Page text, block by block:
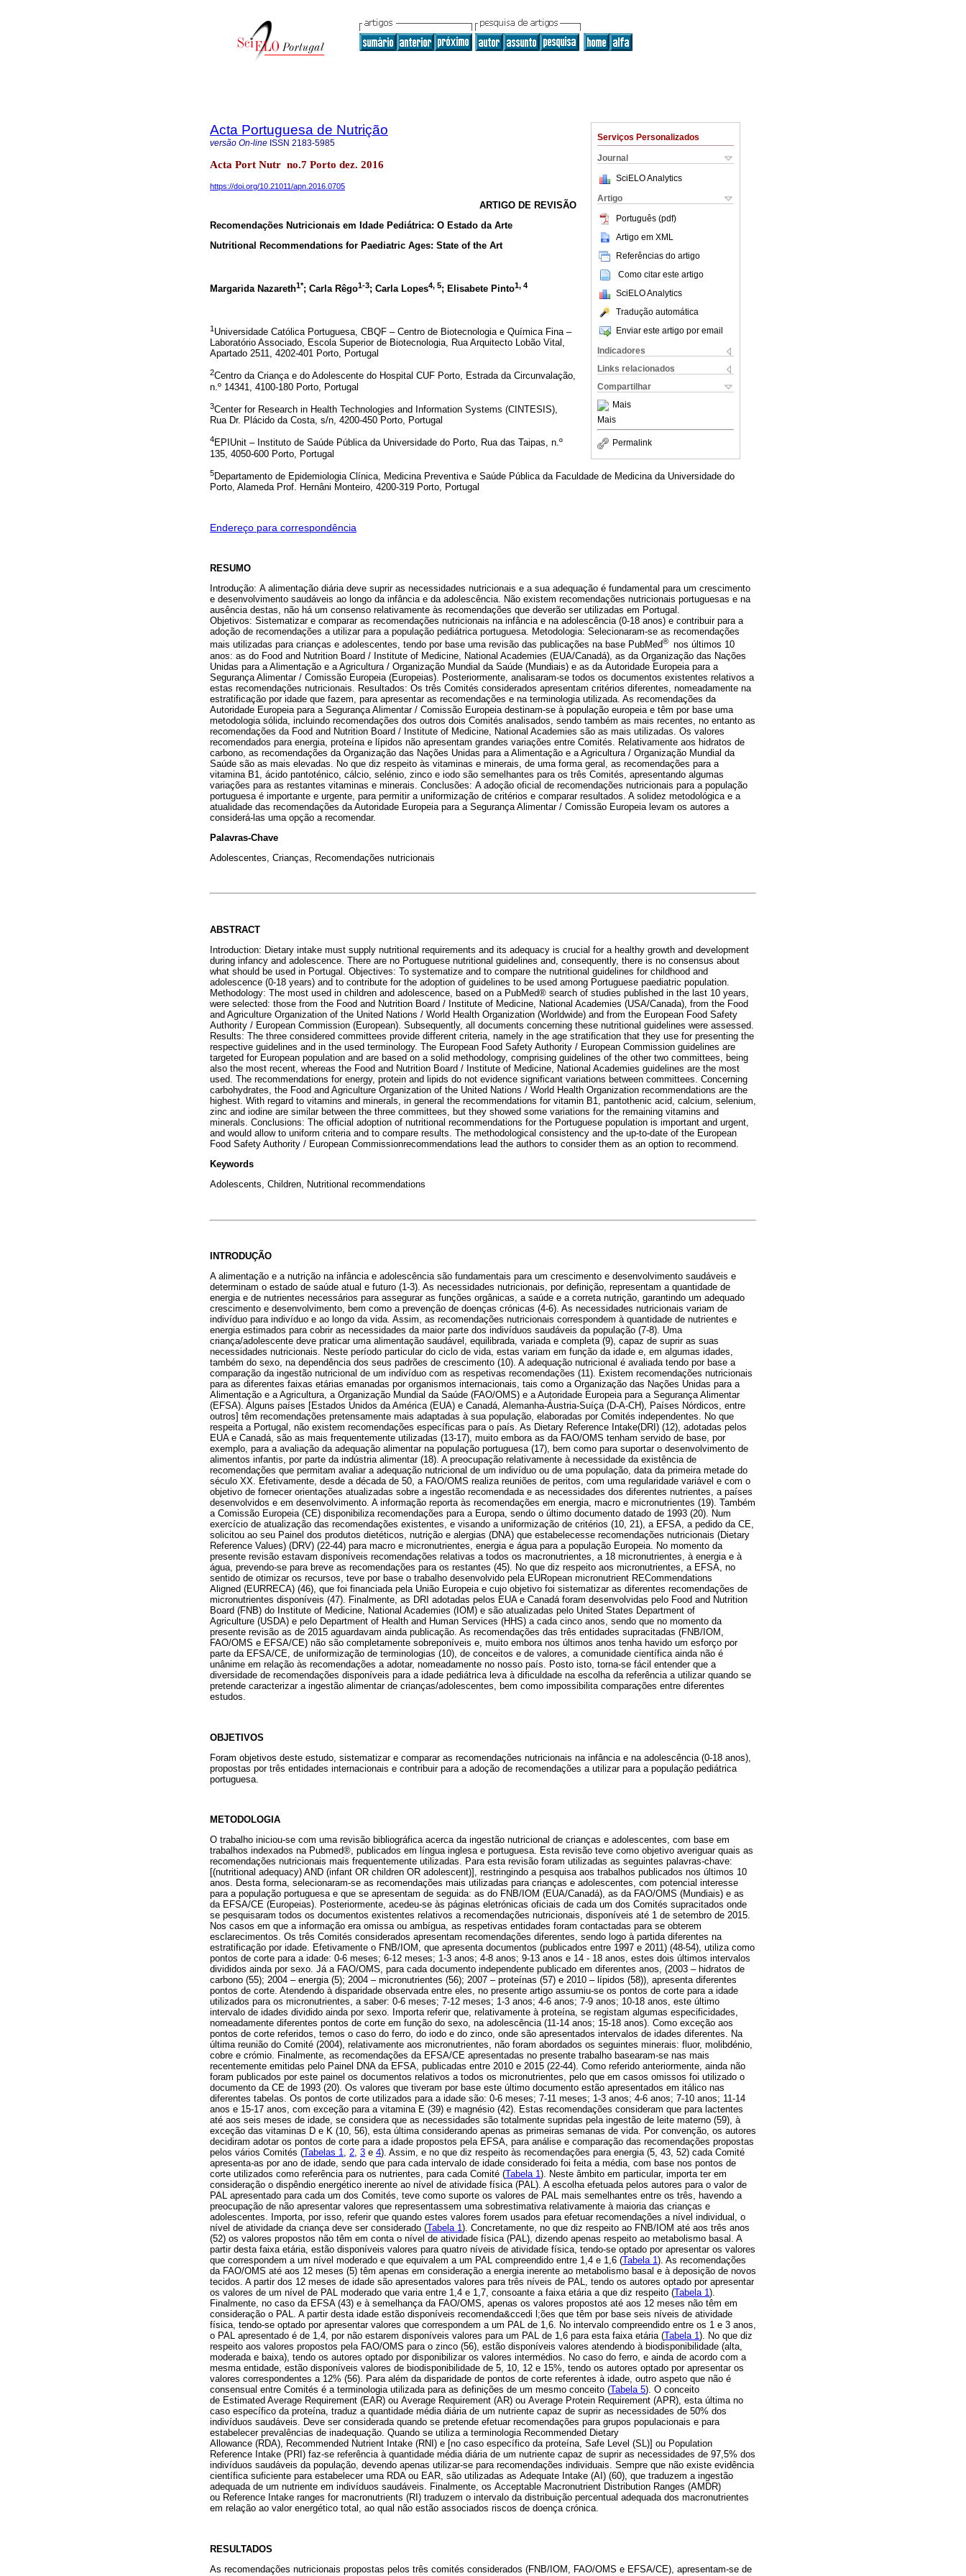
Serviços Personalizados
Journal
SciELO Analytics
Artigo
Português (pdf)
Artigo em XML
Referências do artigo
Como citar este artigo
SciELO Analytics
Tradução automática
Enviar este artigo por email
Indicadores
Links relacionados
Compartilhar
Mais
Mais
Permalink
Acta Portuguesa de Nutrição
versão On-line ISSN 2183-5985
Acta Port Nutr no.7 Porto dez. 2016
https://doi.org/10.21011/apn.2016.0705
ARTIGO DE REVISÃO
Recomendações Nutricionais em Idade Pediátrica: O Estado da Arte
Nutritional Recommendations for Paediatric Ages: State of the Art
Margarida Nazareth1*; Carla Rêgo1-3; Carla Lopes4, 5; Elisabete Pinto1, 4
1 Universidade Católica Portuguesa, CBQF – Centro de Biotecnologia e Química Fina –
Laboratório Associado, Escola Superior de Biotecnologia, Rua Arquitecto Lobão Vital,
Apartado 2511, 4202-401 Porto, Portugal
2Centro da Criança e do Adolescente do Hospital CUF Porto, Estrada da Circunvalação,
n.º 14341, 4100-180 Porto, Portugal
3Center for Research in Health Technologies and Information Systems (CINTESIS),
Rua Dr. Plácido da Costa, s/n, 4200-450 Porto, Portugal
4EPIUnit – Instituto de Saúde Pública da Universidade do Porto, Rua das Taipas, n.º
135, 4050-600 Porto, Portugal
5Departamento de Epidemiologia Clínica, Medicina Preventiva e Saúde Pública da Faculdade de Medicina da Universidade do
Porto, Alameda Prof. Hernâni Monteiro, 4200-319 Porto, Portugal
Endereço para correspondência
RESUMO
Introdução: A alimentação diária deve suprir as necessidades nutricionais e a sua adequação é fundamental para um crescimento
e desenvolvimento saudáveis ao longo da infância e da adolescência. Não existem recomendações nutricionais portuguesas e na
ausência destas, não há um consenso relativamente às recomendações que deverão ser utilizadas em Portugal.
Objetivos: Sistematizar e comparar as recomendações nutricionais na infância e na adolescência (0-18 anos) e contribuir para a
adoção de recomendações a utilizar para a população pediátrica portuguesa. Metodologia: Selecionaram-se as recomendações
mais utilizadas para crianças e adolescentes, tendo por base uma revisão das publicações na base PubMed® nos últimos 10
anos: as do Food and Nutrition Board / Institute of Medicine, National Academies (EUA/Canadá), as da Organização das Nações
Unidas para a Alimentação e a Agricultura / Organização Mundial da Saúde (Mundiais) e as da Autoridade Europeia para a
Segurança Alimentar / Comissão Europeia (Europeias). Posteriormente, analisaram-se todos os documentos existentes relativos a
estas recomendações nutricionais. Resultados: Os três Comités considerados apresentam critérios diferentes, nomeadamente na
estratificação por idade que fazem, para apresentar as recomendações e na terminologia utilizada. As recomendações da
Autoridade Europeia para a Segurança Alimentar / Comissão Europeia destinam-se à população europeia e têm por base uma
metodologia sólida, incluindo recomendações dos outros dois Comités analisados, sendo também as mais recentes, no entanto as
recomendações da Food and Nutrition Board / Institute of Medicine, National Academies são as mais utilizadas. Os valores
recomendados para energia, proteína e lípidos não apresentam grandes variações entre Comités. Relativamente aos hidratos de
carbono, as recomendações da Organização das Nações Unidas para a Alimentação e a Agricultura / Organização Mundial da
Saúde são as mais elevadas. No que diz respeito às vitaminas e minerais, de uma forma geral, as recomendações para a
vitamina B1, ácido pantoténico, cálcio, selénio, zinco e iodo são semelhantes para os três Comités, apresentando algumas
variações para as restantes vitaminas e minerais. Conclusões: A adoção oficial de recomendações nutricionais para a população
portuguesa é importante e urgente, para permitir a uniformização de critérios e comparar resultados. A solidez metodológica e a
atualidade das recomendações da Autoridade Europeia para a Segurança Alimentar / Comissão Europeia levam os autores a
considerá-las uma opção a recomendar.
Palavras-Chave
Adolescentes, Crianças, Recomendações nutricionais
ABSTRACT
Introduction: Dietary intake must supply nutritional requirements and its adequacy is crucial for a healthy growth and development
during infancy and adolescence. There are no Portuguese nutritional guidelines and, consequently, there is no consensus about
what should be used in Portugal. Objectives: To systematize and to compare the nutritional guidelines for childhood and
adolescence (0-18 years) and to contribute for the adoption of guidelines to be used among Portuguese paediatric population.
Methodology: The most used in children and adolescence, based on a PubMed® search of studies published in the last 10 years,
were selected: those from the Food and Nutrition Board / Institute of Medicine, National Academies (USA/Canada), from the Food
and Agriculture Organization of the United Nations / World Health Organization (Worldwide) and from the European Food Safety
Authority / European Commission (European). Subsequently, all documents concerning these nutritional guidelines were assessed.
Results: The three considered committees provide different criteria, namely in the age stratification that they use for presenting the
respective guidelines and in the used terminology. The European Food Safety Authority / European Commission guidelines are
targeted for European population and are based on a solid methodology, comprising guidelines of the other two committees, being
also the most recent, whereas the Food and Nutrition Board / Institute of Medicine, National Academies guidelines are the most
used. The recommendations for energy, protein and lipids do not evidence significant variations between committees. Concerning
carbohydrates, the Food and Agriculture Organization of the United Nations / World Health Organization recommendations are the
highest. With regard to vitamins and minerals, in general the recommendations for vitamin B1, pantothenic acid, calcium, selenium,
zinc and iodine are similar between the three committees, but they showed some variations for the remaining vitamins and
minerals. Conclusions: The official adoption of nutritional recommendations for the Portuguese population is important and urgent,
and would allow to uniform criteria and to compare results. The methodological consistency and the up-to-date of the European
Food Safety Authority / European Commissionrecommendations lead the authors to consider them as an option to recommend.
Keywords
Adolescents, Children, Nutritional recommendations
INTRODUÇÃO
A alimentação e a nutrição na infância e adolescência são fundamentais para um crescimento e desenvolvimento saudáveis e
determinam o estado de saúde atual e futuro (1-3). As necessidades nutricionais, por definição, representam a quantidade de
energia e de nutrientes necessários para assegurar as funções orgânicas, a saúde e a correta nutrição, garantindo um adequado
crescimento e desenvolvimento, bem como a prevenção de doenças crónicas (4-6). As necessidades nutricionais variam de
indivíduo para indivíduo e ao longo da vida. Assim, as recomendações nutricionais correspondem à quantidade de nutrientes e
energia estimados para cobrir as necessidades da maior parte dos indivíduos saudáveis da população (7-8). Uma
criança/adolescente deve praticar uma alimentação saudável, equilibrada, variada e completa (9), capaz de suprir as suas
necessidades nutricionais. Neste período particular do ciclo de vida, estas variam em função da idade e, em algumas idades,
também do sexo, na dependência dos seus padrões de crescimento (10). A adequação nutricional é avaliada tendo por base a
comparação da ingestão nutricional de um indivíduo com as respetivas recomendações (11). Existem recomendações nutricionais
para as diferentes faixas etárias emanadas por organismos internacionais, tais como a Organização das Nações Unidas para a
Alimentação e a Agricultura, a Organização Mundial da Saúde (FAO/OMS) e a Autoridade Europeia para a Segurança Alimentar
(EFSA). Alguns países [Estados Unidos da América (EUA) e Canadá, Alemanha-Áustria-Suíça (D-A-CH), Países Nórdicos, entre
outros] têm recomendações pretensamente mais adaptadas à sua população, elaboradas por Comités independentes. No que
respeita a Portugal, não existem recomendações específicas para o país. As Dietary Reference Intake(DRI) (12), adotadas pelos
EUA e Canadá, são as mais frequentemente utilizadas (13-17), muito embora as da FAO/OMS tenham servido de base, por
exemplo, para a avaliação da adequação alimentar na população portuguesa (17), bem como para suportar o desenvolvimento de
alimentos infantis, por parte da indústria alimentar (18). A preocupação relativamente à necessidade da existência de
recomendações que permitam avaliar a adequação nutricional de um indivíduo ou de uma população, data da primeira metade do
século XX. Efetivamente, desde a década de 50, a FAO/OMS realiza reuniões de peritos, com uma regularidade variável e com o
objetivo de fornecer orientações atualizadas sobre a ingestão recomendada e as necessidades dos diferentes nutrientes, a países
desenvolvidos e em desenvolvimento. A informação reporta às recomendações em energia, macro e micronutrientes (19). Também
a Comissão Europeia (CE) disponibiliza recomendações para a Europa, sendo o último documento datado de 1993 (20). Num
exercício de atualização das recomendações existentes, e visando a uniformização de critérios (10, 21), a EFSA, a pedido da CE,
solicitou ao seu Painel dos produtos dietéticos, nutrição e alergias (DNA) que estabelecesse recomendações nutricionais (Dietary
Reference Values) (DRV) (22-44) para macro e micronutrientes, energia e água para a população Europeia. No momento da
presente revisão estavam disponíveis recomendações relativas a todos os macronutrientes, a 18 micronutrientes, à energia e à
água, prevendo-se para breve as recomendações para os restantes (45). No que diz respeito aos micronutrientes, a EFSA, no
sentido de otimizar os recursos, teve por base o trabalho desenvolvido pela EURopean micronutrient RECommendations
Aligned (EURRECA) (46), que foi financiada pela União Europeia e cujo objetivo foi sistematizar as diferentes recomendações de
micronutrientes disponíveis (47). Finalmente, as DRI adotadas pelos EUA e Canadá foram desenvolvidas pelo Food and Nutrition
Board (FNB) do Institute of Medicine, National Academies (IOM) e são atualizadas pelo United States Department of
Agriculture (USDA) e pelo Department of Health and Human Services (HHS) a cada cinco anos, sendo que no momento da
presente revisão as de 2015 aguardavam ainda publicação. As recomendações das três entidades supracitadas (FNB/IOM,
FAO/OMS e EFSA/CE) não são completamente sobreponíveis e, muito embora nos últimos anos tenha havido um esforço por
parte da EFSA/CE, de uniformização de terminologias (10), de conceitos e de valores, a comunidade científica ainda não é
unânime em relação às recomendações a adotar, nomeadamente no nosso país. Posto isto, torna-se fácil entender que a
diversidade de recomendações disponíveis para a idade pediátrica leva à dificuldade na escolha da referência a utilizar quando se
pretende caracterizar a ingestão alimentar de crianças/adolescentes, bem como impossibilita comparações entre diferentes
estudos.
OBJETIVOS
Foram objetivos deste estudo, sistematizar e comparar as recomendações nutricionais na infância e na adolescência (0-18 anos),
propostas por três entidades internacionais e contribuir para a adoção de recomendações a utilizar para a população pediátrica
portuguesa.
METODOLOGIA
O trabalho iniciou-se com uma revisão bibliográfica acerca da ingestão nutricional de crianças e adolescentes, com base em
trabalhos indexados na Pubmed®, publicados em língua inglesa e portuguesa. Esta revisão teve como objetivo averiguar quais as
recomendações nutricionais mais frequentemente utilizadas. Para esta revisão foram utilizadas as seguintes palavras-chave:
[(nutritional adequacy) AND (infant OR children OR adolescent)], restringindo a pesquisa aos trabalhos publicados nos últimos 10
anos. Desta forma, selecionaram-se as recomendações mais utilizadas para crianças e adolescentes, com potencial interesse
para a população portuguesa e que se apresentam de seguida: as do FNB/IOM (EUA/Canadá), as da FAO/OMS (Mundiais) e as
da EFSA/CE (Europeias). Posteriormente, acedeu-se às páginas eletrónicas oficiais de cada um dos Comités supracitados onde
se pesquisaram todos os documentos existentes relativos a recomendações nutricionais, disponíveis até 1 de setembro de 2015.
Nos casos em que a informação era omissa ou ambígua, as respetivas entidades foram contactadas para se obterem
esclarecimentos. Os três Comités considerados apresentam recomendações diferentes, sendo logo à partida diferentes na
estratificação por idade. Efetivamente o FNB/IOM, que apresenta documentos (publicados entre 1997 e 2011) (48-54), utiliza como
pontos de corte para a idade: 0-6 meses; 6-12 meses; 1-3 anos; 4-8 anos; 9-13 anos e 14 - 18 anos, estes dois últimos intervalos
divididos ainda por sexo. Já a FAO/OMS, para cada documento independente publicado em diferentes anos, (2003 – hidratos de
carbono (55); 2004 – energia (5); 2004 – micronutrientes (56); 2007 – proteínas (57) e 2010 – lípidos (58)), apresenta diferentes
pontos de corte. Atendendo à disparidade observada entre eles, no presente artigo assumiu-se os pontos de corte para a idade
utilizados para os micronutrientes, a saber: 0-6 meses; 7-12 meses; 1-3 anos; 4-6 anos; 7-9 anos; 10-18 anos, este último
intervalo de idades dividido ainda por sexo. Importa referir que, relativamente à proteína, se registam algumas especificidades,
nomeadamente diferentes pontos de corte em função do sexo, na adolescência (11-14 anos; 15-18 anos). Como exceção aos
pontos de corte referidos, temos o caso do ferro, do iodo e do zinco, onde são apresentados intervalos de idades diferentes. Na
última reunião do Comité (2004), relativamente aos micronutrientes, não foram abordados os seguintes minerais: fluor, molibdénio,
cobre e crómio. Finalmente, as recomendações da EFSA/CE apresentadas no presente trabalho basearam-se nas mais
recentemente emitidas pelo Painel DNA da EFSA, publicadas entre 2010 e 2015 (22-44). Como referido anteriormente, ainda não
foram publicados por este painel os documentos relativos a todos os micronutrientes, pelo que em casos omissos foi utilizado o
documento da CE de 1993 (20). Os valores que tiveram por base este último documento estão apresentados em itálico nas
diferentes tabelas. Os pontos de corte utilizados para a idade são: 0-6 meses; 7-11 meses; 1-3 anos; 4-6 anos; 7-10 anos; 11-14
anos e 15-17 anos, com exceção para a vitamina E (39) e magnésio (42). Estas recomendações consideram que para lactentes
até aos seis meses de idade, se considera que as necessidades são totalmente supridas pela ingestão de leite materno (59), à
exceção das vitaminas D e K (10, 56), esta última considerando apenas as primeiras semanas de vida. Por convenção, os autores
decidiram adotar os pontos de corte para a idade propostos pela EFSA, para análise e comparação das recomendações propostas
pelos vários Comités (Tabelas 1, 2, 3 e 4). Assim, e no que diz respeito às recomendações para energia (5, 43, 52) cada Comité
apresenta-as por ano de idade, sendo que para cada intervalo de idade considerado foi feita a média, com base nos pontos de
corte utilizados como referência para os nutrientes, para cada Comité (Tabela 1). Neste âmbito em particular, importa ter em
consideração o dispêndio energético inerente ao nível de atividade física (PAL). A escolha efetuada pelos autores para o valor de
PAL apresentado para cada um dos Comités, teve como suporte os valores de PAL mais semelhantes entre os três, havendo a
preocupação de não apresentar valores que representassem uma sobrestimativa relativamente à maioria das crianças e
adolescentes. Importa, por isso, referir que quando estes valores forem usados para efetuar recomendações a nível individual, o
nível de atividade da criança deve ser considerado (Tabela 1). Concretamente, no que diz respeito ao FNB/IOM até aos três anos
(52) os valores propostos não têm em conta o nível de atividade física (PAL), dizendo apenas respeito ao metabolismo basal. A
partir desta faixa etária, estão disponíveis valores para quatro níveis de atividade física, tendo-se optado por apresentar os valores
que correspondem a um nível moderado e que equivalem a um PAL compreendido entre 1,4 e 1,6 (Tabela 1). As recomendações
da FAO/OMS até aos 12 meses (5) têm apenas em consideração a energia inerente ao metabolismo basal e à deposição de novos
tecidos. A partir dos 12 meses de idade são apresentados valores para três níveis de PAL, tendo os autores optado por apresentar
os valores de um nível de PAL moderado que varia entre 1,4 e 1,7, consoante a faixa etária a que diz respeito (Tabela 1).
Finalmente, no caso da EFSA (43) e à semelhança da FAO/OMS, apenas os valores propostos até aos 12 meses não têm em
consideração o PAL. A partir desta idade estão disponíveis recomenda&ccedi l;ões que têm por base seis níveis de atividade
física, tendo-se optado por apresentar valores que correspondem a um PAL de 1,6. No intervalo compreendido entre os 1 e 3 anos,
o PAL apresentado é de 1,4, por não estarem disponíveis valores para um PAL de 1,6 para esta faixa etária (Tabela 1). No que diz
respeito aos valores propostos pela FAO/OMS para o zinco (56), estão disponíveis valores atendendo à biodisponibilidade (alta,
moderada e baixa), tendo os autores optado por disponibilizar os valores intermédios. No caso do ferro, e ainda de acordo com a
mesma entidade, estão disponíveis valores de biodisponibilidade de 5, 10, 12 e 15%, tendo os autores optado por apresentar os
valores correspondentes a 12% (56). Para além da disparidade de pontos de corte referentes à idade, outro aspeto que não é
consensual entre Comités é a terminologia utilizada para as definições de um mesmo conceito (Tabela 5). O conceito
de Estimated Average Requirement (EAR) ou Average Requirement (AR) ou Average Protein Requirement (APR), esta última no
caso específico da proteína, traduz a quantidade média diária de um nutriente capaz de suprir as necessidades de 50% dos
indivíduos saudáveis. Deve ser considerada quando se pretende efetuar recomendações para grupos populacionais e para
estabelecer prevalências de inadequação. Quando se utiliza a terminologia Recommended Dietary
Allowance (RDA), Recommended Nutrient Intake (RNI) e [no caso específico da proteína, Safe Level (SL)] ou Population
Reference Intake (PRI) faz-se referência à quantidade média diária de um nutriente capaz de suprir as necessidades de 97,5% dos
indivíduos saudáveis da população, devendo apenas utilizar-se para recomendações individuais. Sempre que não existe evidência
científica suficiente para estabelecer uma RDA ou EAR, são utilizadas as Adequate Intake (AI) (60), que traduzem a ingestão
adequada de um nutriente em indivíduos saudáveis. Finalmente, os Acceptable Macronutrient Distribution Ranges (AMDR)
ou Reference Intake ranges for macronutrients (RI) traduzem o intervalo da distribuição percentual adequada dos macronutrientes
em relação ao valor energético total, ao qual não estão associados riscos de doença crónica.
RESULTADOS
As recomendações nutricionais propostas pelos três comités considerados (FNB/IOM, FAO/OMS e EFSA/CE), apresentam-se de